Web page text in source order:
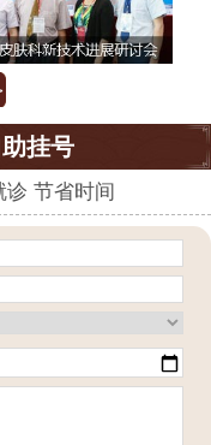
挂号
诊 节省时间